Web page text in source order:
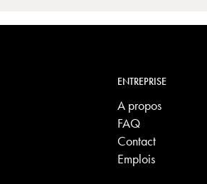
ENTREPRISE
A propos
FAQ
Contact
Emplois